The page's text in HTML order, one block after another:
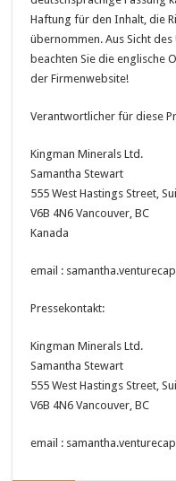
Haftung für den Inhalt, die
übernommen. Aus Sicht
beachten Sie die englische
der Firmenwebsite!
Verantwortlicher für diese
Kingman Minerals Ltd.
Samantha Stewart
555 West Hastings Street,
V6B 4N6 Vancouver, BC
Kanada
email :
Pressekontakt:
Kingman Minerals Ltd.
Samantha Stewart
555 West Hastings Street,
V6B 4N6 Vancouver, BC
email :